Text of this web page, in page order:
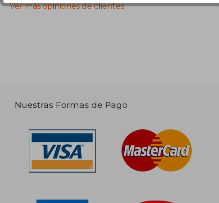
Ver más opiniones de clientes
Nuestras Formas de Pago